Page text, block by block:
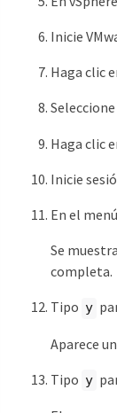
Inicie
Haga clic
Haga clic
Inicie
En el
Se
completa.
Tipo y
Aparece
Tipo y